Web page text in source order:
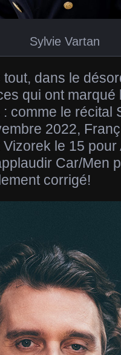
Sylvie Vartan
dans le
qui ont marqué
comme le récital
2022,
le 15
Car/Men
corrigé!